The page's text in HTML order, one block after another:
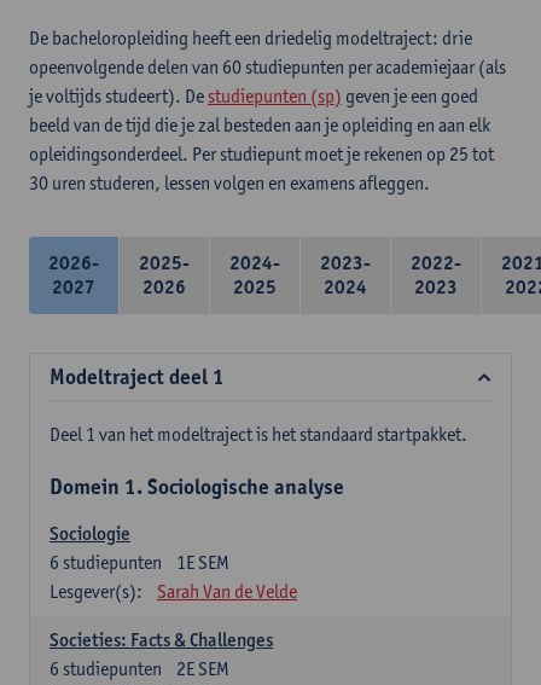
De bacheloropleiding heeft een driedelig modeltraject: drie
opeenvolgende delen van 60 studiepunten per academiejaar (als
je voltijds studeert). De studiepunten (sp) geven je een goed
beeld van de tijd die je zal besteden aan je opleiding en aan elk
opleidingsonderdeel. Per studiepunt moet je rekenen op 25 tot
30 uren studeren, lessen volgen en examens afleggen.
2026-
2027
2025-
2026
2024-
2025
2023-
2024
2022-
2023
Modeltraject deel 1
Deel 1 van het modeltraject is het standaard startpakket.
Domein 1. Sociologische analyse
Sociologie
1E SEM
6 studiepunten
Lesgever(s):
Sarah Van de Velde
Societies: Facts & Challenges
2E SEM
6 studiepunten